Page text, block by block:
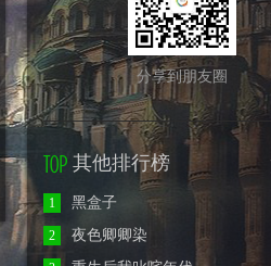
分享到朋友圈
其他排行榜
1
黑盒子
2
夜色卿卿染